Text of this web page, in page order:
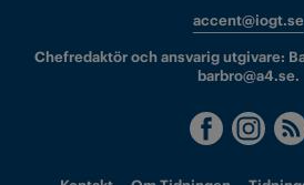
accent@iogt.se
Chefredaktör och ansvarig utgivare:
barbro@a4.se.